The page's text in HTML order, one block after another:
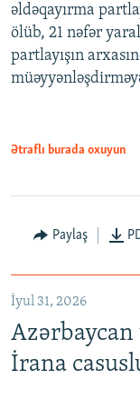
əldəqayırma
ölüb, 21 nəfər
partlayışın
Ətraflı burada oxuyun
Paylaş
İyul 31, 2026
Azərbaycan
İrana